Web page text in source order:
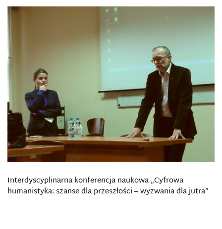
Interdyscyplinarna konferencja naukowa „Cyfrowa
humanistyka: szanse dla przeszłości – wyzwania dla jutra”